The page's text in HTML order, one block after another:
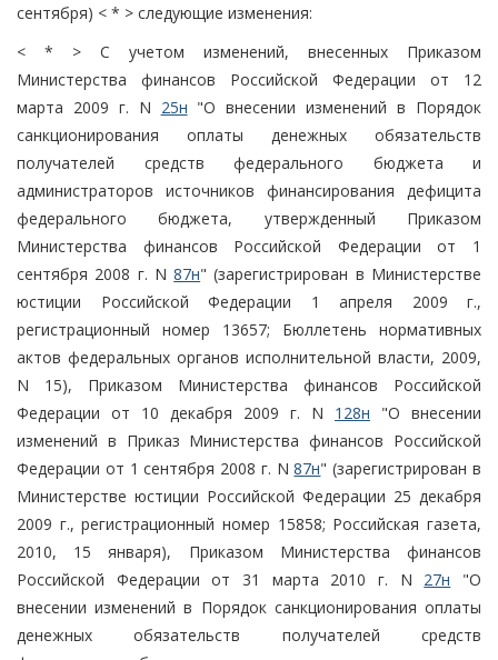
сентября) < * > следующие изменения:
< * > С учетом изменений, внесенных Приказом
Министерства финансов Российской Федерации от 12
марта 2009 г. N 25н "О внесении изменений в Порядок
санкционирования оплаты денежных обязательств
получателей средств федерального бюджета и
администраторов источников финансирования дефицита
федерального бюджета, утвержденный Приказом
Министерства финансов Российской Федерации от 1
сентября 2008 г. N87н" (зарегистрирован в Министерстве
юстиции Российской Федерации 1 апреля 2009 г.,
регистрационный номер 13657; Бюллетень нормативных
актов федеральных органов исполнительной власти, 2009,
N 15), Приказом Министерства финансов Российской
Федерации от 10 декабря 2009 г. N 128н "О внесении
изменений в Приказ Министерства финансов Российской
Федерации от 1 сентября 2008 г. N87н" (зарегистрирован в
Министерстве юстиции Российской Федерации 25 декабря
2009 г., регистрационный номер 15858; Российская газета,
2010, 15 января), Приказом Министерства финансов
Российской Федерации от 31 марта 2010 г. N 27н "О
внесении изменений в Порядок санкционирования оплаты
денежных обязательств получателей средств